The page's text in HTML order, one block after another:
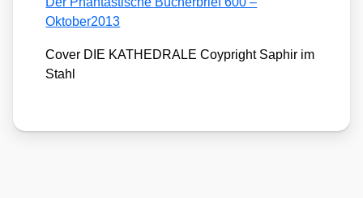
Oktober2013
Cover DIE KATHEDRALE Coyp­right Saphir im
Stahl